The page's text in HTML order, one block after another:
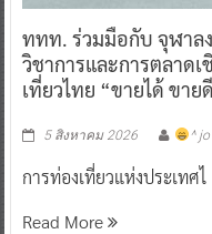
ททท. ร่วมมือกับ จุฬาล
วิชาการและการตลาด
เที่ยวไทย “ขายได้ ขาย
5 สิงหาคม 2026 ^ jo
การท่องเที่ยวแห่งประเทศไ
Read More